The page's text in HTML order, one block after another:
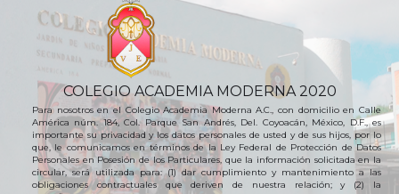
COLEGIO ACADEMIA MODERNA 2020
Para nosotros en el Colegio Academia Moderna A.C., con domicilio en Calle
América núm. 184, Col. Parque San Andrés, Del. Coyoacán, México, D.F., es
importante su privacidad y los datos personales de usted y de sus hijos, por lo
que, le comunicamos en términos de la Ley Federal de Protección de Datos
Personales en Posesión de los Particulares, que la información solicitada en la
circular, será utilizada para: (1) dar cumplimiento y mantenimiento a las
obligaciones contractuales que deriven de nuestra relación; y (2) la